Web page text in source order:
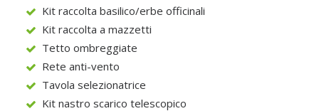
Kit raccolta basilico/erbe officinali
Kit raccolta a mazzetti
Tetto ombreggiate
Rete anti-vento
Tavola selezionatrice
Kit nastro scarico telescopico